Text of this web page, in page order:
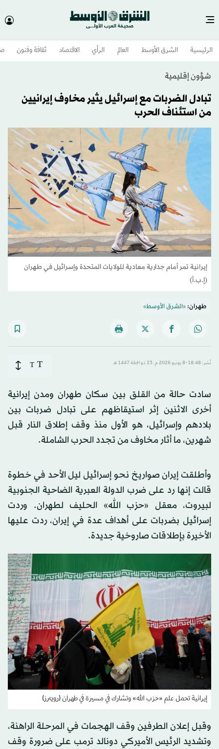
الرئيسية الشرق الأوسط​ العالم الرأي الاقتصاد ثقافة وفنون
شؤون إقليمية
تبادل الضربات مع إسرائيل يثير مخاوف إيرانيين
من استئناف الحرب
إيرانية تمر أمام جدارية معادية للولايات المتحدة وإسرائيل في طهران
(إ.ب.أ)
طهران:«الشرق الأوسط»
نُشر: 18:48-8 يونيو 2026 م ـ 23 ذو الحِجّة 1447 هـ T
T
سادت حالة من القلق بين سكان طهران ومدن إيرانية
أخرى الاثنين إثر استيقاظهم على تبادل ضربات بين
بلادهم وإسرائيل، هو الأول منذ وقف إطلاق النار قبل
شهرين، ما أثار مخاوف من تجدد الحرب الشاملة.
وأطلقت إيران صواريخ نحو إسرائيل ليل الأحد في خطوة
قالت إنها رد على ضرب الدولة العبرية الضاحية الجنوبية
لبيروت، معقل «حزب الله» الحليف لطهران. وردت
إسرائيل بضربات على أهداف عدة في إيران، ردت عليها
الأخيرة بإطلاقات صاروخية جديدة.
إيرانية تحمل علم «حزب الله» وتشارك في مسيرة في طهران (رويترز)
وقبل إعلان الطرفين وقف الهجمات في المرحلة الراهنة،
وتشديد الرئيس الأميركي دونالد ترمب على ضرورة وقف